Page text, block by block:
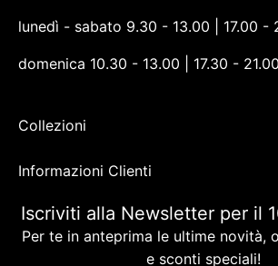
lunedì - sabato 9.30 - 13.00 | 17.00 -
domenica 10.30 - 13.00 | 17.30 - 21.00
Collezioni
Informazioni Clienti
Iscriviti alla Newsletter per il
Per te in anteprima le ultime novità,
e sconti speciali!